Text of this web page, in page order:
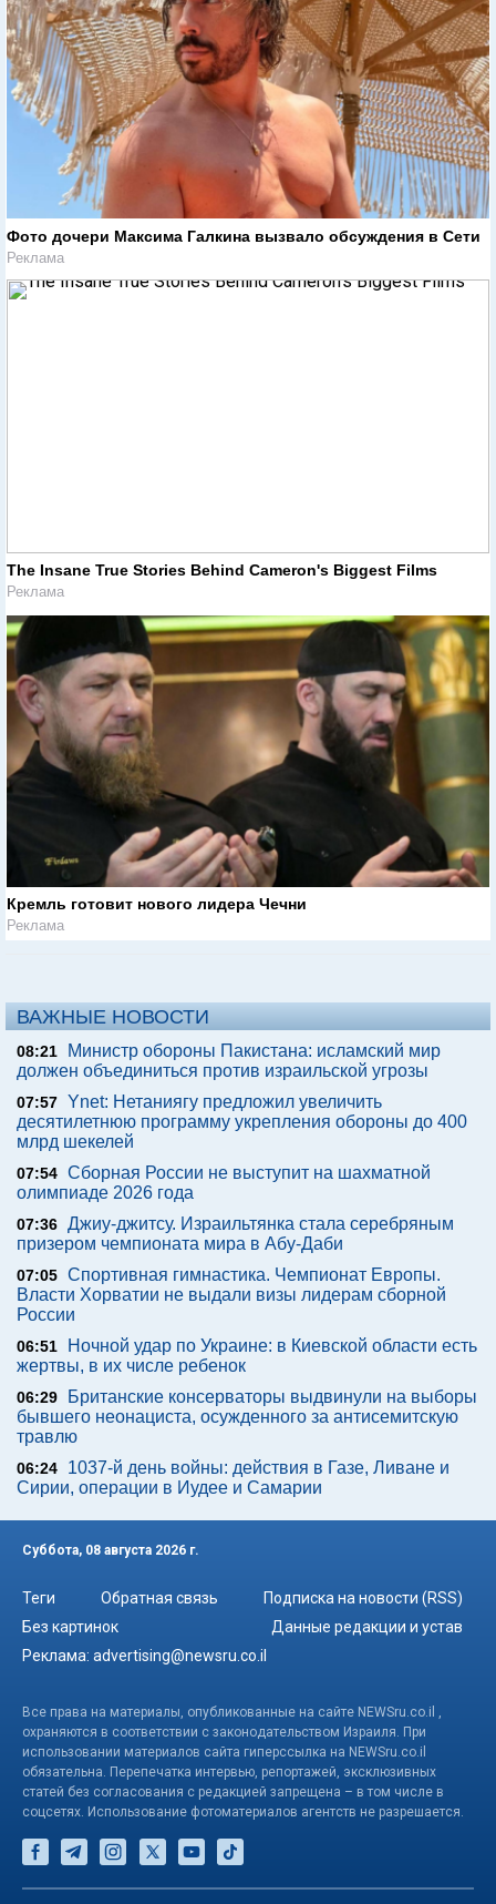
Фото дочери Максима Галкина вызвало обсуждения в Сети
Реклама
The Insane True Stories Behind Cameron's Biggest Films
Реклама
Кремль готовит нового лидера Чечни
Реклама
ВАЖНЫЕ НОВОСТИ
08:21
Министр обороны Пакистана: исламский мир
должен объединиться против израильской угрозы
07:57 Ynet: Нетаниягу предложил увеличить
десятилетнюю программу укрепления обороны до 400
млрд шекелей
07:54 Сборная России не выступит на шахматной
олимпиаде 2026 года
07:36 Джиу-джитсу. Израильтянка стала серебряным
призером чемпионата мира в Абу-Даби
07:05 Спортивная гимнастика. Чемпионат Европы.
Власти Хорватии не выдали визы лидерам сборной
России
06:51
Ночной удар по Украине: в Киевской области есть
жертвы, в их числе ребенок
06:29
Британские консерваторы выдвинули на выборы
бывшего неонациста, осужденного за антисемитскую
травлю
06:24
1037-й день войны: действия в Газе, Ливане и
Сирии, операции в Иудее и Самарии
Суббота, 08 августа 2026 г.
Теги Обратная связь
Подписка на новости (RSS)
Без картинок
Данные редакции и устав
Реклама: advertising@newsru.co.il
Все права на материалы, опубликованные на сайте NEWSru.co.il ,
охраняются в соответствии с законодательством Израиля. При
использовании материалов сайта гиперссылка на NEWSru.co.il
обязательна. Перепечатка интервью, репортажей, эксклюзивных
статей без согласования с редакцией запрещена – в том числе в
соцсетях. Использование фотоматериалов агентств не разрешается.